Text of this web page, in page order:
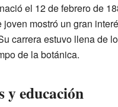
el 12 de febrero de
mostró un gran
carrera estuvo llena de
de la botánica.
y educación